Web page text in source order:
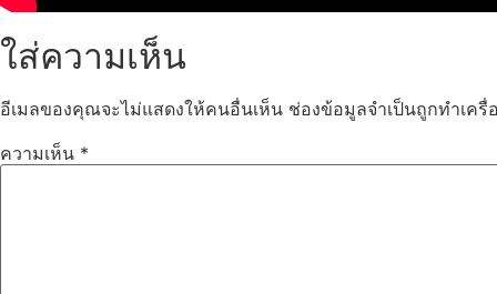
ใส่ความเห็น
อีเมลของคุณจะไม่แสดงให้คนอื่นเห็น ช่องข้อมูลจำเป็นถูกทำเครื่
ความเห็น *